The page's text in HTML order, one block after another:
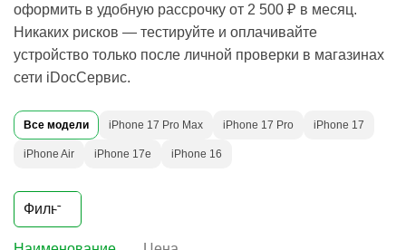
оформить в удобную рассрочку от 2 500 ₽ в месяц.
Никаких рисков — тестируйте и оплачивайте
устройство только после личной проверки в магазинах
сети iDocСервис.
Все модели iPhone 17 Pro Max iPhone 17 Pro iPhone 17
iPhone Air iPhone 17e iPhone 16
Фильтр